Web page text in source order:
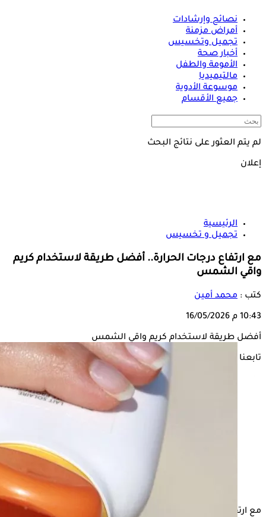
نصائح وإرشادات
أمراض مزمنة
تجميل وتخسيس
أخبار صحة
الأمومة والطفل
مالتيميديا
موسوعة الأدوية
جميع الأقسام
لم يتم العثور على نتائج البحث
إعلان
الرئيسية
تجميل و تخسيس
مع ارتفاع درجات الحرارة.. أفضل طريقة لاستخدام كريم
واقي الشمس
كتب : محمد أمين
10:43 م 16/05/2026
أفضل طريقة لاستخدام كريم واقي الشمس
تابعنا على
مع ارتفاع معدل درجات الحرارةوأشعة الشمس، تحرص النساء